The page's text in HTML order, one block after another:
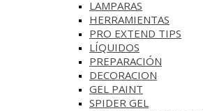
LAMPARAS
HERRAMIENTAS
PRO EXTEND TIPS
LÍQUIDOS
PREPARACIÓN
DECORACION
GEL PAINT
SPIDER GEL